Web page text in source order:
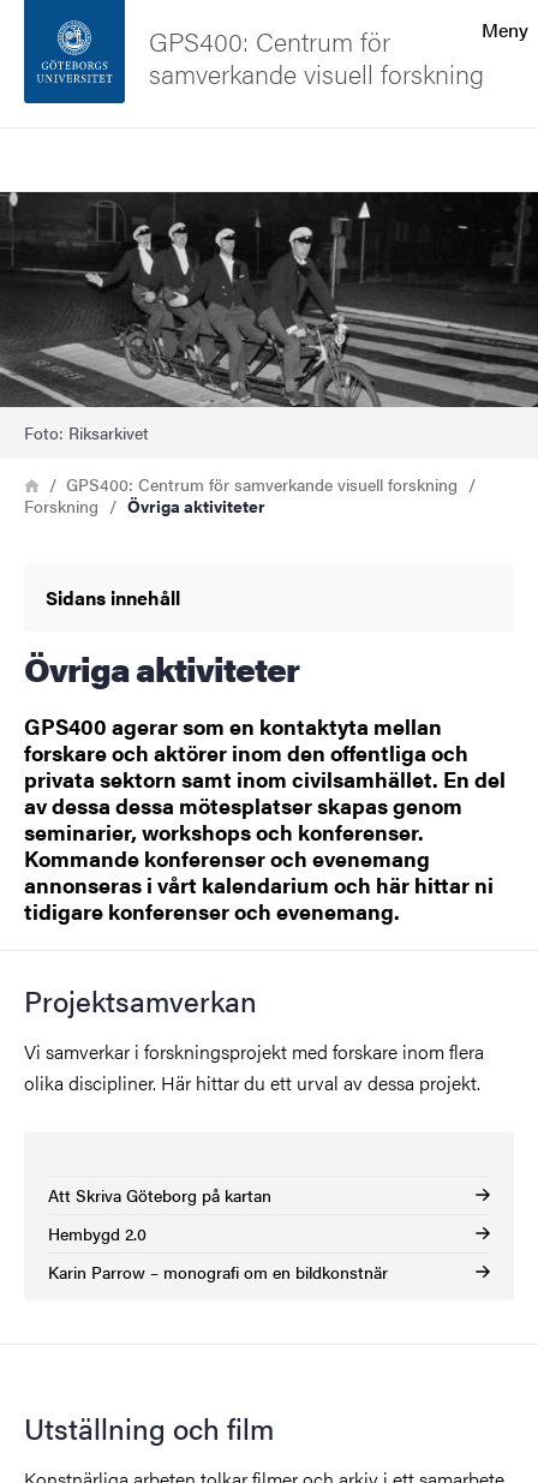
Sidfoten
Om webbplatsen
Meny
GPS400: Centrum för
samverkande visuell forskning
Bild
Foto: Riksarkivet
Länkstig
HemGPS400: Centrum för samverkande visuell forskning
Forskning
Övriga aktiviteter
Sidans innehåll
Övriga aktiviteter
GPS400 agerar som en kontaktyta mellan
forskare och aktörer inom den offentliga och
privata sektorn samt inom civilsamhället. En del
av dessa dessa mötesplatser skapas genom
seminarier, workshops och konferenser.
Kommande konferenser och evenemang
annonseras i vårt kalendarium och här hittar ni
tidigare konferenser och evenemang.
Projektsamverkan
Vi samverkar i forskningsprojekt med forskare inom flera
olika discipliner. Här hittar du ett urval av dessa projekt.
Att Skriva Göteborg på kartan
Hembygd 2.0
Karin Parrow – monografi om en bildkonstnär
Utställning och film